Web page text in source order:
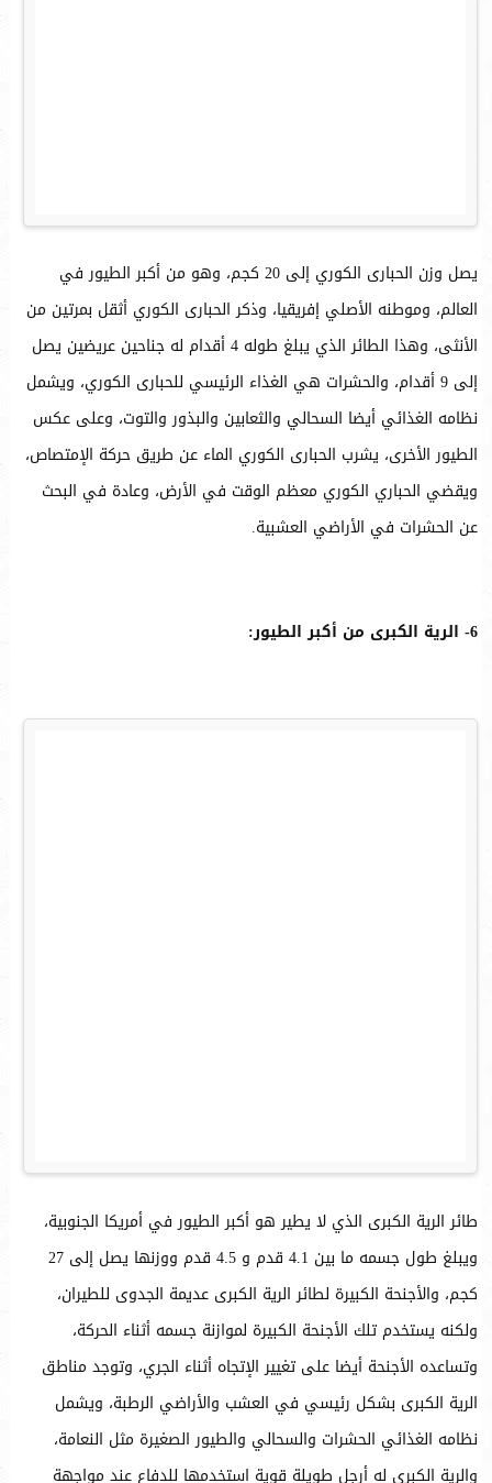
يصل وزن الحبارى الكوري إلى 20 كجم، وهو من أكبر الطيور في
العالم، وموطنه الأصلي إفريقيا، وذكر الحبارى الكوري أثقل بمرتين من
الأنثى، وهذا الطائر الذي يبلغ طوله 4 أقدام له جناحين عريضين يصل
إلى 9 أقدام، والحشرات هي الغذاء الرئيسي للحبارى الكوري، ويشمل
نظامه الغذائي أيضا السحالي والثعابين والبذور والتوت، وعلى عكس
الطيور الأخرى، يشرب الحبارى الكوري الماء عن طريق حركة الإمتصاص،
ويقضي الحباري الكوري معظم الوقت في الأرض، وعادة في البحث
عن الحشرات في الأراضي العشبية.
6- الرية الكبرى من أكبر الطيور:
طائر الرية الكبرى الذي لا يطير هو أكبر الطيور في أمريكا الجنوبية،
ويبلغ طول جسمه ما بين 4.1 قدم و 4.5 قدم ووزنها يصل إلى 27
كجم، والأجنحة الكبيرة لطائر الرية الكبرى عديمة الجدوى للطيران،
ولكنه يستخدم تلك الأجنحة الكبيرة لموازنة جسمه أثناء الحركة،
وتساعده الأجنحة أيضا على تغيير الإتجاه أثناء الجري، وتوجد مناطق
الرية الكبرى بشكل رئيسي في العشب والأراضي الرطبة، ويشمل
نظامه الغذائي الحشرات والسحالي والطيور الصغيرة مثل النعامة،
والرية الكبرى له أرجل طويلة قوية استخدمها للدفاع عند مواجهة